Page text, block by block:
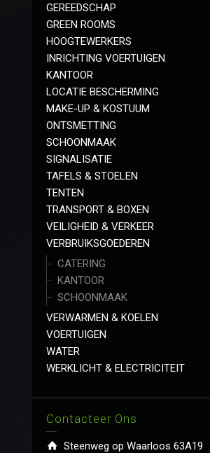
GEREEDSCHAP
GREEN ROOMS
HOOGTEWERKERS
INRICHTING VOERTUIGEN
KANTOOR
LOCATIE BESCHERMING
MAKE-UP & KOSTUUM
ONTSMETTING
SCHOONMAAK
SIGNALISATIE
TAFELS & STOELEN
TENTEN
TRANSPORT & BOXEN
VEILIGHEID & VERKEER
VERBRUIKSGOEDEREN
CATERING
KANTOOR
SCHOONMAAK
VERWARMEN & KOELEN
VOERTUIGEN
WATER
WERKLICHT & ELECTRICITEIT
Contacteer Ons
Steenweg op Waarloos 63A19